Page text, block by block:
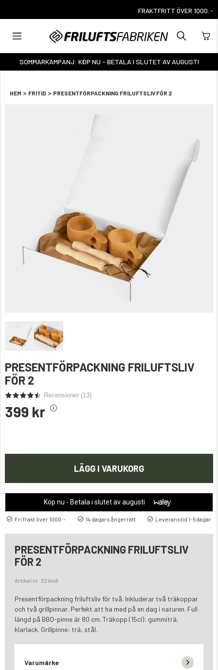
FRAKTFRITT ÖVER 1000:-
SOMMARKAMPANJ: KÖP NU - BETALA I SLUTET AV AUGUSTI
HEM > FRITID > PRESENTFÖRPACKNING FRILUFTSLIV FÖR 2
PRESENTFÖRPACKNING FRILUFTSLIV
FÖR 2
Recensioner (13)
399 kr
LÄGG I VARUKORG
Köp nu - Betala i slutet av augusti
Fri frakt över 1000:- 14 dagars ångerrätt Leveranstid 1-5dagar
PRESENTFÖRPACKNING FRILUFTSLIV
FÖR 2
Artikel nr. 321448
Presentförpackning friluftsliv för två. Inkluderar två träkoppar
och två grillpinnar. Perfekt att ha med på en dag i naturen. Full
längd på BBQ-pinne är 80 cm. Träkopp (15cl): gummiträ,
klarlack. Grillpinne: trä, stål.
Varumärke